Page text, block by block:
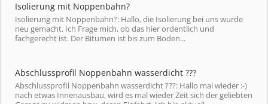
Isolierung mit Noppenbahn?
Isolierung mit Noppenbahn?: Hallo, die Isolierung bei uns wurde
neu gemacht. Ich Frage mich, ob das hier ordentlich und
fachgerecht ist. Der Bitumen ist bis zum Boden...
Abschlussprofil Noppenbahn wasserdicht ???
Abschlussprofil Noppenbahn wasserdicht ???: Hallo mal wieder :-)
nach etwas Innenausbau, wird es mal wieder Zeit sich der geliebten